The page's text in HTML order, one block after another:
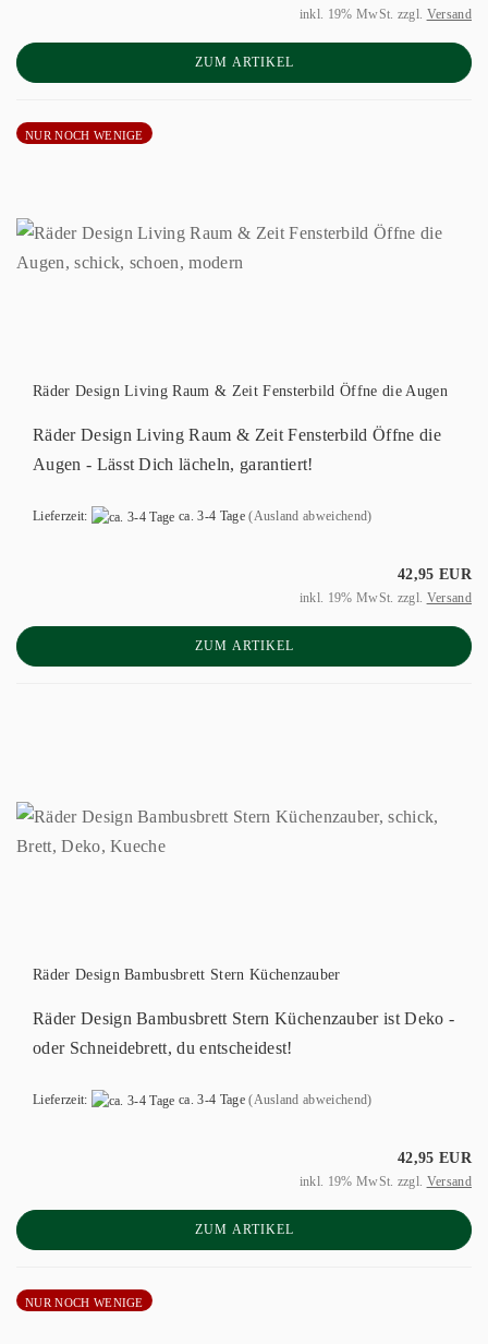
inkl. 19% MwSt. zzgl. Versand
ZUM ARTIKEL
NUR NOCH WENIGE
Räder Design Living Raum & Zeit Fensterbild Öffne die Augen
Räder Design Living Raum & Zeit Fensterbild Öffne die
Augen - Lässt Dich lächeln, garantiert!
Lieferzeit: ca. 3-4 Tage (Ausland abweichend)
42,95 EUR
inkl. 19% MwSt. zzgl. Versand
ZUM ARTIKEL
Räder Design Bambusbrett Stern Küchenzauber
Räder Design Bambusbrett Stern Küchenzauber ist Deko -
oder Schneidebrett, du entscheidest!
Lieferzeit: ca. 3-4 Tage (Ausland abweichend)
42,95 EUR
inkl. 19% MwSt. zzgl. Versand
ZUM ARTIKEL
NUR NOCH WENIGE